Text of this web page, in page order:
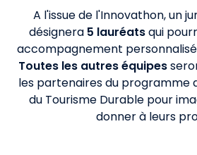
A l'issue de l'Innovathon, un
désignera 5 lauréatsqui
accompagnement
Toutes les autres équipes
les partenaires du programme
du Tourisme Durable pour
donner à leurs